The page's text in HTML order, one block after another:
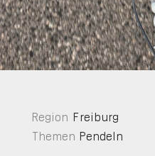
Region Freiburg
Themen Pendeln